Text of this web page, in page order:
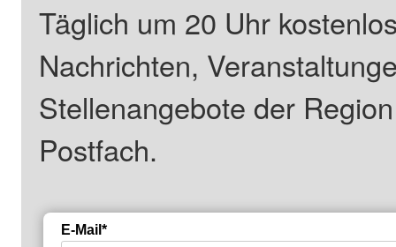
Täglich um 20 Uhr
Nachrichten,
Stellenangebote der
Postfach.
E-Mail*